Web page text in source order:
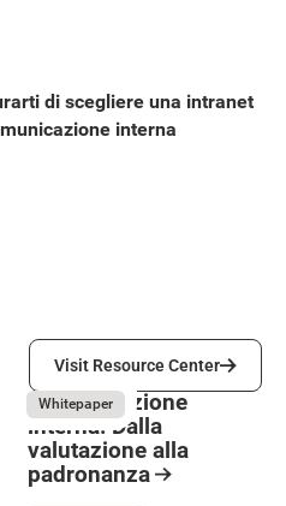
di scegliere una intranet
interna
Visit Resource Center
Visit Resource Center
May 26, 2026
Whitepaper
Comunicazione
interna: Dalla
valutazione alla
padronanza